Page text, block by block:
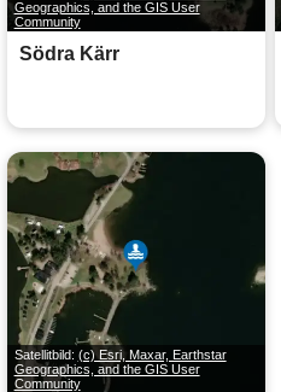
Geographics, and the GIS User
Community
Södra Kärr
Satellitbild: (c) Esri, Maxar, Earthstar
Geographics, and the GIS User
Community